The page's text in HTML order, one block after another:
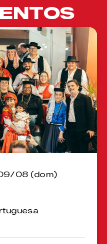
08 (dom)